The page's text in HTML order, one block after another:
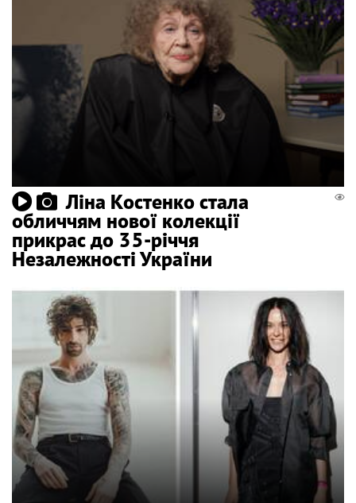
Ліна Костенко стала
обличчям нової колекції
прикрас до 35-річчя
Незалежності України